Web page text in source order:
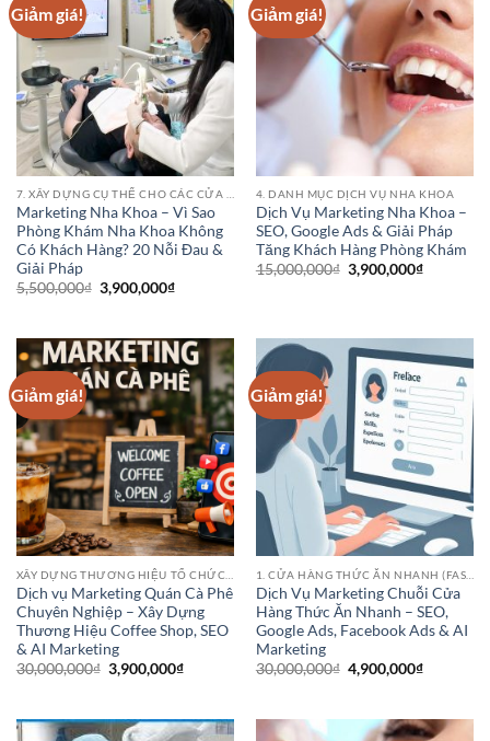
Giảm giá!
Marketing Nha Khoa – Vì Sao
Phòng Khám Nha Khoa Không
Có Khách Hàng? 20 Nỗi Đau &
Giải Pháp
5,500,000₫ Giá
gốc
3,900,000₫Giá
3,900,000₫.
Giảm giá!
4. DANH MỤC DỊCH VỤ NHA KHOA
Dịch Vụ Marketing Nha Khoa –
SEO, Google Ads & Giải Pháp
Tăng Khách Hàng Phòng Khám
15,000,000₫ Giá
gốc
3,900,000₫Giá
Giảm giá!
Dịch vụ Marketing Quán Cà Phê
Chuyên Nghiệp – Xây Dựng
Thương Hiệu Coffee Shop, SEO
& AI Marketing
30,000,000₫ Giá
gốc
3,900,000₫Giá
3,900,000₫.
Giảm giá!
Dịch Vụ Marketing Chuỗi Cửa
Hàng Thức Ăn Nhanh – SEO,
Google Ads, Facebook Ads & AI
Marketing
30,000,000₫ Giá
gốc
4,900,000₫Giá